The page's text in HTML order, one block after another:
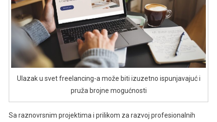
Ulazak u svet freelancing-a može biti izuzetno ispunjavajuć i
pruža brojne mogućnosti
Sa raznovrsnim projektima i prilikom za razvoj profesionalnih